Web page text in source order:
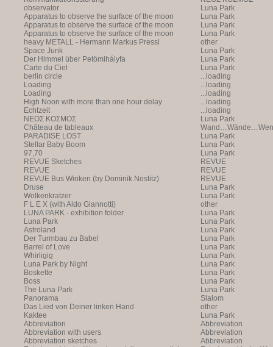
observator
Luna Park
Apparatus to observe the surface of the moon
Luna Park
Apparatus to observe the surface of the moon
Luna Park
Apparatus to observe the surface of the moon
Luna Park
heavy METALL - Hermann Markus Pressl
other
Space Junk
Luna Park
Der Himmel über Petömihályfa
Luna Park
Carte du Ciel
Luna Park
berlin circle
...loading
Loading
...loading
Loading
...loading
High Noon with more than one hour delay
...loading
Echtzeit
...loading
NEOΣ KOΣMOΣ
Luna Park
Château de tableaux
PARADISE LOST
Luna Park
Stellar Baby Boom
Luna Park
97,70
Luna Park
REVUE Sketches
REVUE
REVUE
REVUE
REVUE Bus Winken (by Dominik Nostitz)
REVUE
Druse
Luna Park
Wolkenkratzer
Luna Park
F L E X (with Aldo Giannotti)
other
LUNA PARK - exhibition folder
Luna Park
Luna Park
Luna Park
Astroland
Luna Park
Der Turmbau zu Babel
Luna Park
Barrel of Love
Luna Park
Whirligig
Luna Park
Luna Park by Night
Luna Park
Boskette
Luna Park
Boss
Luna Park
The Luna Park
Luna Park
Panorama
Slalom
Das Lied von Deiner linken Hand
other
Kaktee
Luna Park
Abbreviation
Abbreviation
Abbreviation with users
Abbreviation
Abbreviation sketches
Abbreviation